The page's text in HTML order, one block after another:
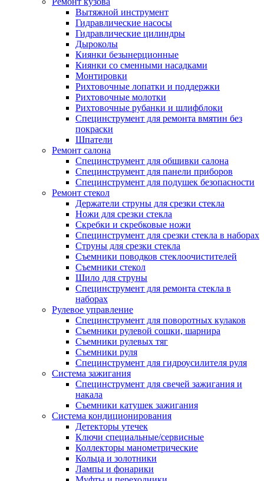
Вытяжной инструмент
Гидравлические насосы
Гидравлические цилиндры
Дыроколы
Киянки безынерционные
Киянки со сменными насадками
Монтировки
Рихтовочные лопатки и поддержки
Рихтовочные молотки
Рихтовочные рубанки и шлифблоки
Специнструмент для ремонта вмятин без
покраски
Шпатели
Ремонт салона
Специнструмент для обшивки салона
Специнструмент для панели приборов
Специнструмент для подушек безопасности
Ремонт стекол
Держатели струны для срезки стекла
Ножи для срезки стекла
Скребки и скребковые ножи
Специнструмент для срезки стекла в наборах
Струны для срезки стекла
Съемники поводков стеклоочистителей
Съемники стекол
Шило для струны
Специнструмент для ремонта стекла в
наборах
Рулевое управление
Специнструмент для поворотных кулаков
Съемники рулевой сошки, шарнира
Съемники рулевых тяг
Съемники руля
Специнструмент для гидроусилителя руля
Система зажигания
Специнструмент для свечей зажигания и
накала
Съемники катушек зажигания
Система кондиционирования
Детекторы утечек
Ключи специальные/сервисные
Коллекторы манометрические
Кольца и золотники
Лампы и фонарики